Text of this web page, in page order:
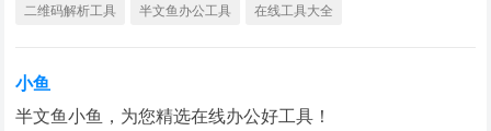
二维码解析工具 半文鱼办公工具 在线工具大全
小鱼
半文鱼小鱼，为您精选在线办公好工具！